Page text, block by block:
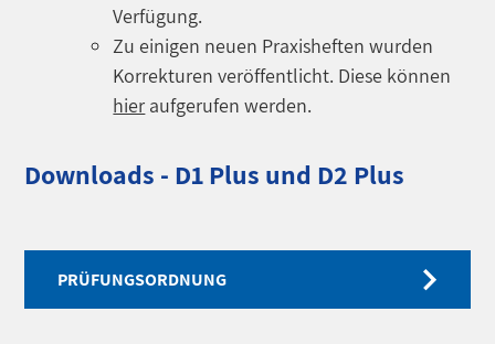
Verfügung.
Zu einigen neuen Praxisheften wurden
Korrekturen veröffentlicht. Diese können
hier aufgerufen werden.
Downloads - D1 Plus und D2 Plus
PRÜFUNGSORDNUNG